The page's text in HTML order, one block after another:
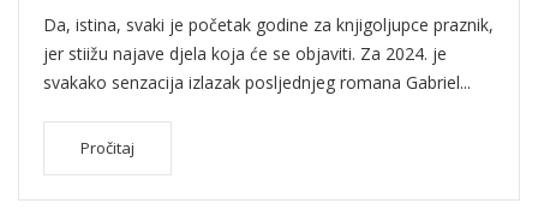
Da, istina, svaki je početak godine za knjigoljupce praznik,
jer stiižu najave djela koja će se objaviti. Za 2024. je
svakako senzacija izlazak posljednjeg romana Gabriel...
Pročitaj